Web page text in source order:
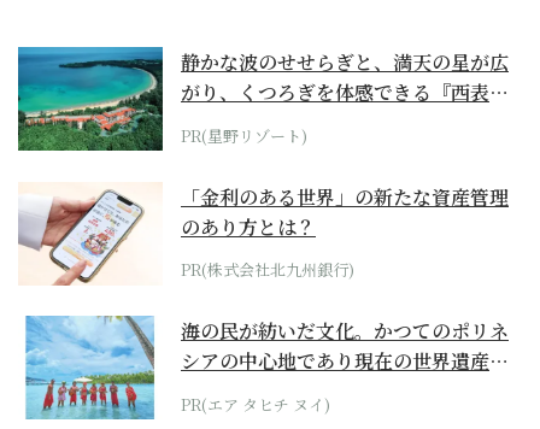
静かな波のせせらぎと、満天の星が広
がり、くつろぎを体感できる『西表島
ホテル by...
PR(星野リゾート)
「金利のある世界」の新たな資産管理
のあり方とは？
PR(株式会社北九州銀行)
海の民が紡いだ文化。かつてのポリネ
シアの中心地であり現在の世界遺産か
らみえてくる...
PR(エア タヒチ ヌイ)